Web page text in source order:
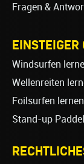
Fragen &
EINSTEIGER
Windsurfen
Wellenreiten
Foilsurfen lernen
Stand-up